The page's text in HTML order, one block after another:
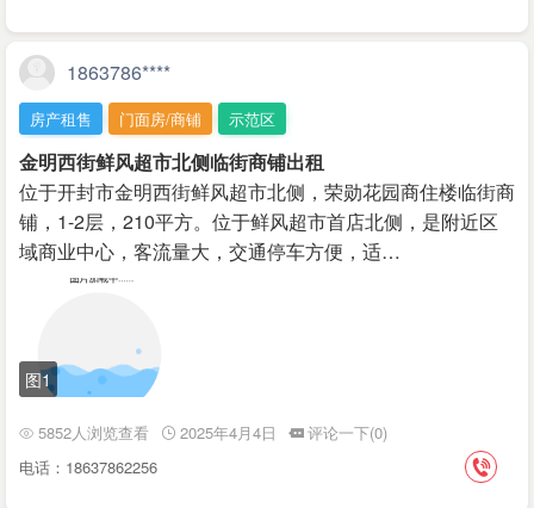
1863786****
房产租售 门面房/商铺 示范区
金明西街鲜风超市北侧临街商铺出租
位于开封市金明西街鲜风超市北侧，荣勋花园商住楼临街商
铺，1-2层，210平方。位于鲜风超市首店北侧，是附近区
域商业中心，客流量大，交通停车方便，适…
图1
5852人浏览查看 2025年4月4日
评论一下(0)
电话：18637862256